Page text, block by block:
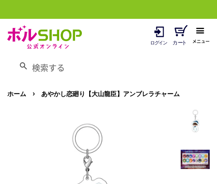
メニュー
検索する
ホーム › あやかし恋廻り【大山龍臣】アンブレラチャーム